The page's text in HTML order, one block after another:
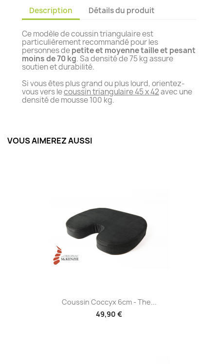
Description Détails du produit
Ce modèle de coussin triangulaire est
particulièrement recommandé pour les
personnes depetite et moyenne taille et pesant
moins de 70 kg. Sa densité de 75 kg assure
soutien et durabilité.
Si vous êtes plus grand ou plus lourd, orientez-
vous vers lecoussin triangulaire 45 x 42avec une
densité de mousse 100 kg.
VOUS AIMEREZ AUSSI
Coussin Coccyx 6cm - The...
49,90 €